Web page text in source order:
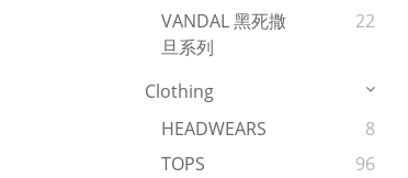
VANDAL 黑死撒
旦系列
22
Clothing
HEADWEARS
8
TOPS
96